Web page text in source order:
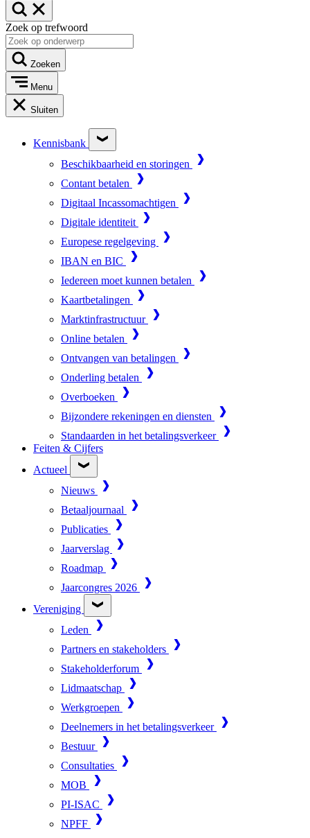
Zoek op trefwoord
Zoeken
Menu
Sluiten
Kennisbank
Beschikbaarheid en storingen
Contant betalen
Digitaal Incassomachtigen
Digitale identiteit
Europese regelgeving
IBAN en BIC
Iedereen moet kunnen betalen
Kaartbetalingen
Marktinfrastructuur
Online betalen
Ontvangen van betalingen
Onderling betalen
Overboeken
Bijzondere rekeningen en diensten
Standaarden in het betalingsverkeer
Feiten & Cijfers
Actueel
Nieuws
Betaaljournaal
Publicaties
Jaarverslag
Roadmap
Jaarcongres 2026
Vereniging
Leden
Partners en stakeholders
Stakeholderforum
Lidmaatschap
Werkgroepen
Deelnemers in het betalingsverkeer
Bestuur
Consultaties
MOB
PI-ISAC
NPFF